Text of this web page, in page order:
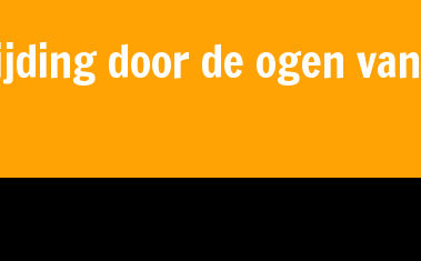
door de ogen